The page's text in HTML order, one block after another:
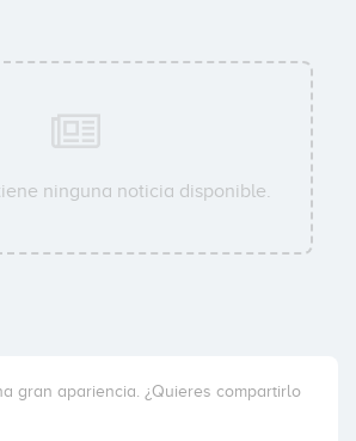
ninguna noticia disponible.
gran apariencia. ¿Quieres compartirlo